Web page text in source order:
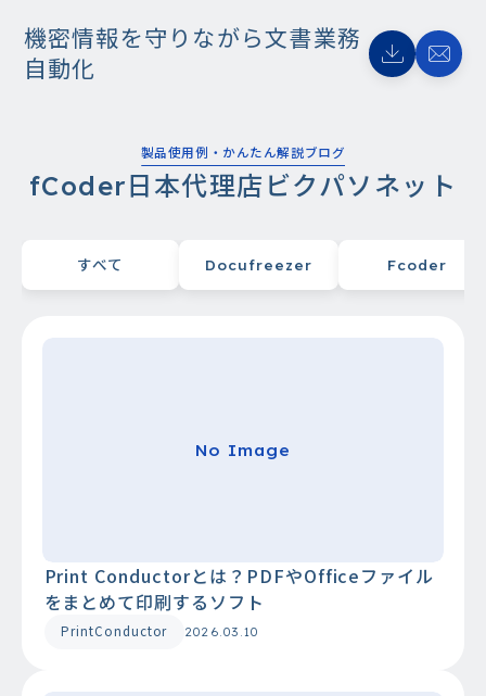
機密情報を守りながら文書業務
自動化
製品使用例・かんたん解説ブログ
fCoder日本代理店ビクパソネット
すべて Docufreezer Fcoder
No Image
Print Conductorとは？PDFやOfficeファイル
をまとめて印刷するソフト
PrintConductor 2026.03.10